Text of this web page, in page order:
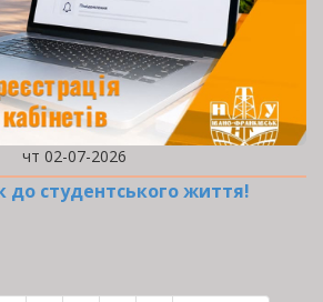
чт 02-07-2026
до студентського життя!